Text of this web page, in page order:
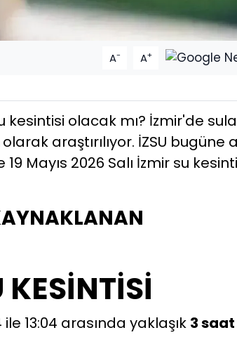
A- A+
kesintisi olacak mı? İzmir'de
araştırılıyor. İZSU bugüne
Mayıs 2026 Salı İzmir su
ile 13:04 arasında yaklaşık 3 saat